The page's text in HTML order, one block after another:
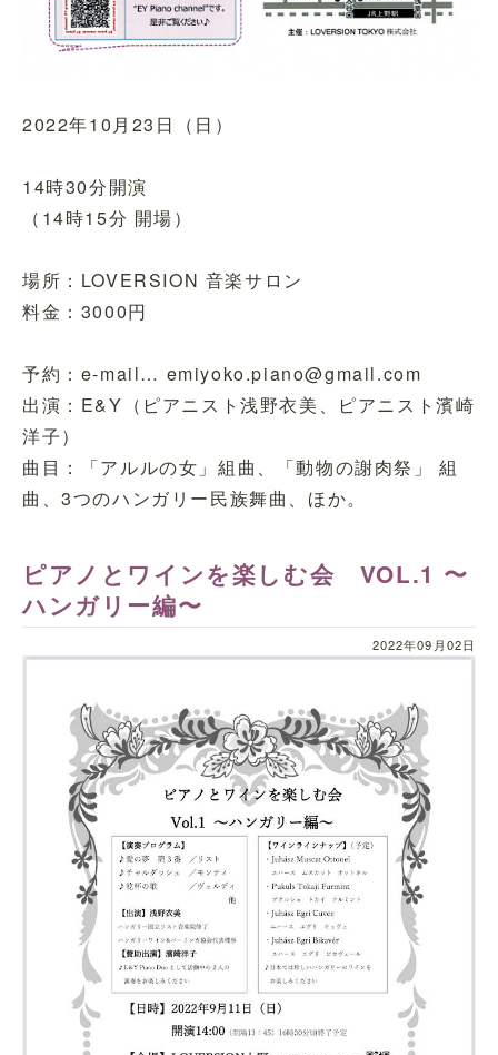
2022年10月23日（日）
14時30分開演
（14時15分 開場）
場所：LOVERSION 音楽サロン
料金：3000円
予約：e-mail… emiyoko.piano@gmail.com
出演：E&Y（ピアニスト浅野衣美、ピアニスト濱崎
洋子）
曲目：「アルルの女」組曲、「動物の謝肉祭」 組
曲、3つのハンガリー民族舞曲、ほか。
ピアノとワインを楽しむ会 VOL.1 〜
ハンガリー編〜
2022年09月02日